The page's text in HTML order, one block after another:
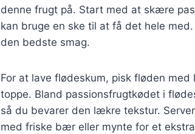
denne frugt på. Start med at skære
kan bruge en ske til at få det hele
den bedste smag.
For at lave flødeskum, pisk fløden
toppe. Bland passionsfrugtkødet i
så du bevarer den lækre tekstur.
med friske bær eller mynte for et